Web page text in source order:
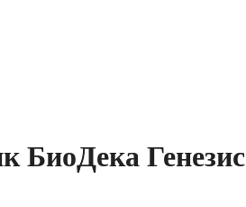
БиоДека